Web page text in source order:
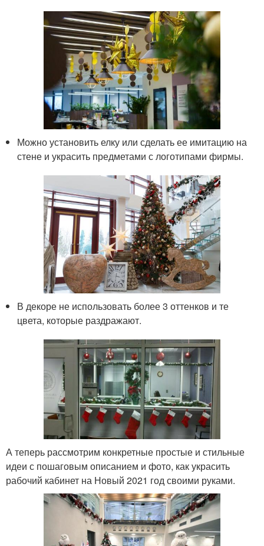
Можно установить елку или сделать ее имитацию на
стене и украсить предметами с логотипами фирмы.
В декоре не использовать более 3 оттенков и те
цвета, которые раздражают.
А теперь рассмотрим конкретные простые и стильные
идеи с пошаговым описанием и фото, как украсить
рабочий кабинет на Новый 2021 год своими руками.